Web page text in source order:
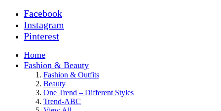
Facebook
Instagram
Pinterest
Home
Fashion & Beauty
Fashion & Outfits
Beauty
One Trend – Different Styles
Trend-ABC